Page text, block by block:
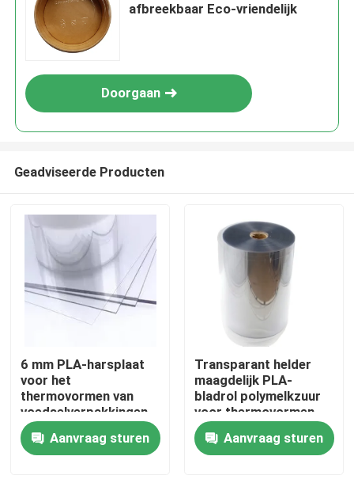
Huis
Producten
afbreekbaar Eco-vriendelijk
Doorgaan
Geadviseerde Producten
6 mm PLA-harsplaat
voor het
thermovormen van
voedselverpakkingen
voor kippenvisvlees
Aanvraag sturen
Transparant helder
maagdelijk PLA-
bladrol polymelkzuur
voor thermovormen
Aanvraag sturen